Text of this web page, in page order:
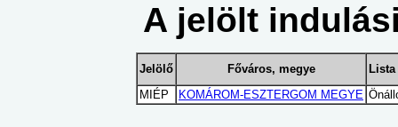
A jelölt
Jelölő Főváros, megye
Lista
MIÉP
KOMÁROM-ESZTERGOM MEGYE